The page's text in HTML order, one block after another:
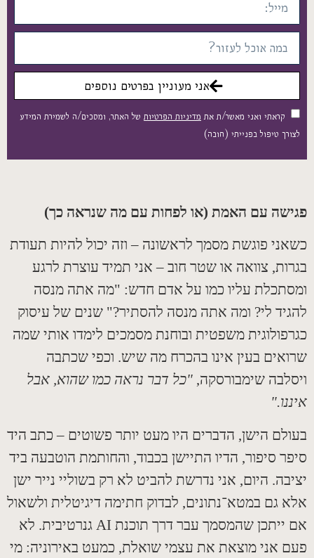
אני מעוניין בפרטים נוספים
קראתי ואני מאשר/ת אתמדיניות הפרטיותשל האתר, ומסכים/ה לשמירת המידע
טיפול בפנייתי (חובה)
עם האמת(או לפחות עם מה שנראה כך)
פוגשת מסמך לראשונה – וזה יכול להיות תעודת
,צוואה או שטר חוב – אני תמיד עוצרת לרגע
עליו כמו על אדם חדש: "מה אתה מנסה
לי? ומה אתה מנסה להסתיר?"שנים של עיסוק
משפטית ובוחנת מסמכים לימדו אותי שמה
בעין אינו בהכרח מה שיש.וכפי שכתבה
שימבורסקה,
"כל דבר נראה כמו שהוא,אבל
."
הישן,הדברים היו מעט יותר פשוטים – כתב היד
סיפור,הדיו התיישן בכבוד,והחותמת הוטבעה ביד
.היום,אני נדרשת להביט לא רק בשוליי נייר ישן
גם במטא־נתונים,לבדוק חתימה דיגיטלית ולשאול
שהמסמך עבר דרך תוכנתAI גנרטיבית.לא
אני מוצאת את עצמי שואלת,כמעט באירוניה:מי